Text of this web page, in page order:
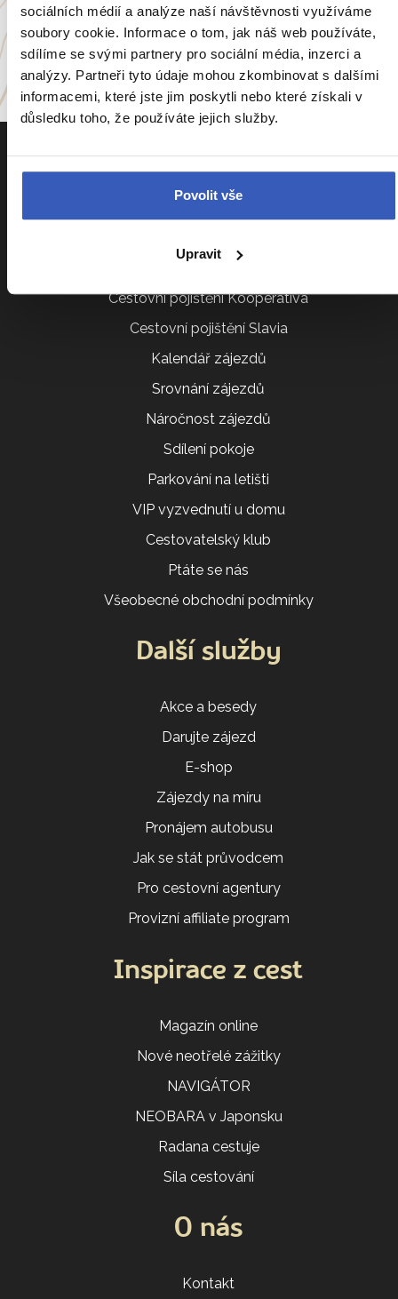
sociálních médií a analýze naší návštěvnosti využíváme
soubory cookie. Informace o tom, jak náš web používáte,
sdílíme se svými partnery pro sociální média, inzerci a
analýzy. Partneři tyto údaje mohou zkombinovat s dalšími
informacemi, které jste jim poskytli nebo které získali v
důsledku toho, že používáte jejich služby.
Povolit vše
Upravit
a54 dalších koutů světa
Informace k zájezdům
Cestovní pojištění Kooperativa
Cestovní pojištění Slavia
Kalendář zájezdů
Srovnání zájezdů
Náročnost zájezdů
Sdílení pokoje
Parkování na letišti
VIP vyzvednutí u domu
Cestovatelský klub
Ptáte se nás
Všeobecné obchodní podmínky
Další služby
Akce a besedy
Darujte zájezd
E-shop
Zájezdy na míru
Pronájem autobusu
Jak se stát průvodcem
Pro cestovní agentury
Provizní affiliate program
Inspirace z cest
Magazín online
Nové neotřelé zážitky
NAVIGÁTOR
NEOBARA v Japonsku
Radana cestuje
Síla cestování
O nás
Kontakt